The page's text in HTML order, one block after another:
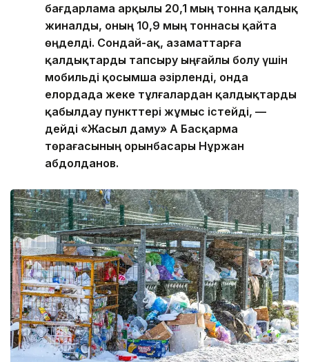
бағдарлама арқылы 20,1 мың тонна қалдық
жиналды, оның 10,9 мың тоннасы қайта
өңделді. Сондай-ақ, азаматтарға
қалдықтарды тапсыру ыңғайлы болу үшін
мобильді қосымша әзірленді, онда
елордада жеке тұлғалардан қалдықтарды
қабылдау пункттері жұмыс істейді, —
дейді «Жасыл даму» АҚ Басқарма
төрағасының орынбасары Нұржан
Қабдолданов.